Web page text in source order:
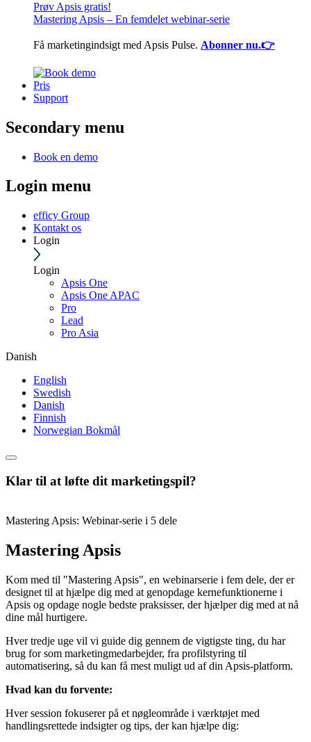
Prøv Apsis gratis!
Mastering Apsis – En femdelet webinar-serie
Få marketingindsigt med Apsis Pulse. Abonner nu.👉
Pris
Support
Secondary menu
Book en demo
Login menu
efficy Group
Kontakt os
Login
Login
Apsis One
Apsis One APAC
Pro
Lead
Pro Asia
Danish
English
Swedish
Danish
Finnish
Norwegian Bokmål
Klar til at løfte dit marketingspil?
Mastering Apsis: Webinar-serie i 5 dele
Mastering Apsis
Kom med til "Mastering Apsis", en webinarserie i fem dele, der er
designet til at hjælpe dig med at genopdage kernefunktionerne i
Apsis og opdage nogle bedste praksisser, der hjælper dig med at nå
dine mål hurtigere.
Hver tredje uge vil vi guide dig gennem de vigtigste ting, du har
brug for som marketingmedarbejder, fra profilstyring til
automatisering, så du kan få mest muligt ud af din Apsis-platform.
Hvad kan du forvente:
Hver session fokuserer på et nøgleområde i værktøjet med
handlingsrettede indsigter og tips, der kan hjælpe dig: